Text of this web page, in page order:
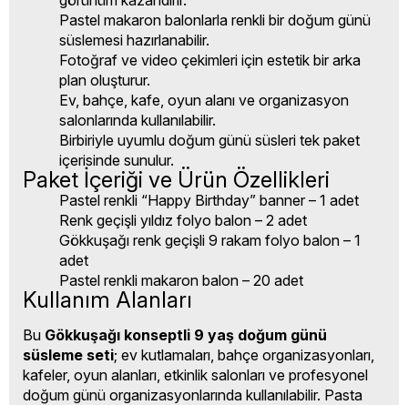
Pastel makaron balonlarla renkli bir doğum günü
süslemesi hazırlanabilir.
Fotoğraf ve video çekimleri için estetik bir arka
plan oluşturur.
Ev, bahçe, kafe, oyun alanı ve organizasyon
salonlarında kullanılabilir.
Birbiriyle uyumlu doğum günü süsleri tek paket
içerisinde sunulur.
Paket İçeriği ve Ürün Özellikleri
Pastel renkli “Happy Birthday” banner – 1 adet
Renk geçişli yıldız folyo balon – 2 adet
Gökkuşağı renk geçişli 9 rakam folyo balon – 1
adet
Pastel renkli makaron balon – 20 adet
Kullanım Alanları
Bu Gökkuşağı konseptli 9 yaş doğum günü
süsleme seti; ev kutlamaları, bahçe organizasyonları,
kafeler, oyun alanları, etkinlik salonları ve profesyonel
doğum günü organizasyonlarında kullanılabilir. Pasta